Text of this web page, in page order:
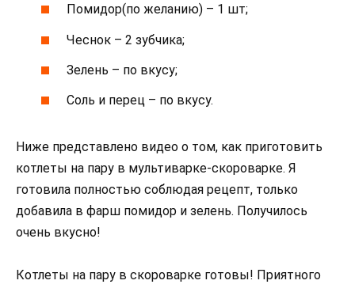
Помидор(по желанию) – 1 шт;
Чеснок – 2 зубчика;
Зелень – по вкусу;
Соль и перец – по вкусу.
Ниже представлено видео о том, как приготовить
котлеты на пару в мультиварке-скороварке. Я
готовила полностью соблюдая рецепт, только
добавила в фарш помидор и зелень. Получилось
очень вкусно!
Котлеты на пару в скороварке готовы! Приятного